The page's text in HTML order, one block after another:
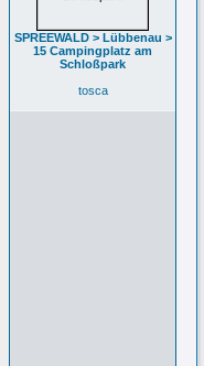
SPREEWALD > Lübbenau >
15 Campingplatz am
Schloßpark
tosca